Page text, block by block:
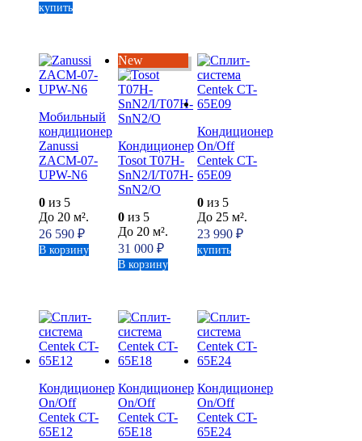
купить
Мобильный
кондиционер
Zanussi
ZACM-07-
UPW-N6
0 из 5
До 20 м².
26 590 ₽
В корзину
New
Кондиционер
Tosot T07H-
SnN2/I/T07H-
SnN2/O
0 из 5
До 20 м².
31 000₽
В корзину
Кондиционер
On/Off
Centek CT-
65E09
0 из 5
До 25 м².
23 990₽
купить
Кондиционер
On/Off
Centek CT-
65E12
Кондиционер
On/Off
Centek CT-
65E18
Кондиционер
On/Off
Centek CT-
65E24